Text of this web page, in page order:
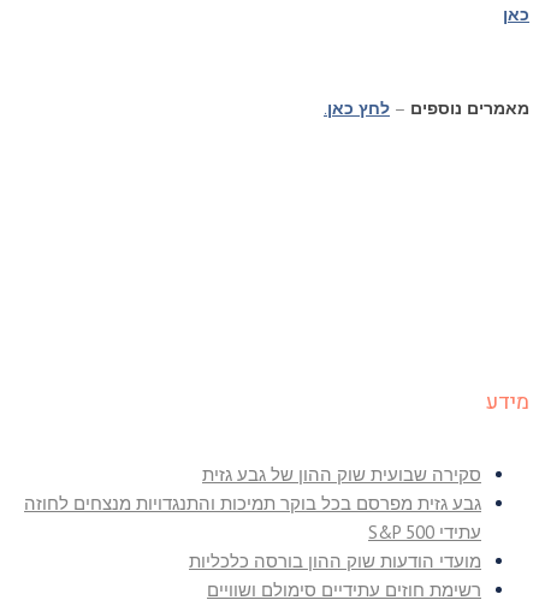
כאן
מאמרים נוספים – לחץ כאן.
מידע
סקירה שבועית שוק ההון של גבע גזית
גבע גזית מפרסם בכל בוקר תמיכות והתנגדויות מנצחים לחוזה
עתידי S&P 500
מועדי הודעות שוק ההון בורסה כלכליות
רשימת חוזים עתידיים סימולם ושוויים